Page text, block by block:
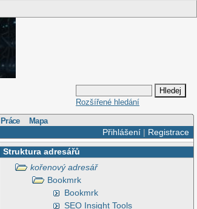
Rozšířené hledání
Práce Mapa
Přihlášení| Registrace
Struktura adresářů
kořenový adresář
Bookmrk
Bookmrk
SEO Insight Tools